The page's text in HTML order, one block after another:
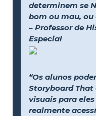
determinem se
bom ou mau, ou
– Professor de
Especial
“Os alunos
Storyboard That
visuais para
realmente